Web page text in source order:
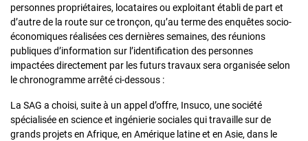
personnes propriétaires, locataires ou exploitant établi de part et
d’autre de la route sur ce tronçon, qu’au terme des enquêtes socio-
économiques réalisées ces dernières semaines, des réunions
publiques d’information sur l’identification des personnes
impactées directement par les futurs travaux sera organisée selon
le chronogramme arrêté ci-dessous :
La SAG a choisi, suite à un appel d’offre, Insuco, une société
spécialisée en science et ingénierie sociales qui travaille sur de
grands projets en Afrique, en Amérique latine et en Asie, dans le